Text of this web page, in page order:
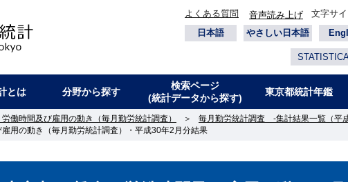
よくある質問 音声読み上げ 文字サ
日本語
やさしい日本語
とは 分野から探す
検索ページ
(統計データから探す)
東京都統計年鑑
働時間及び雇用の動き（毎月勤労統計調査） ＞ 毎月勤労統計調査 -集計結果一覧（平
用の動き（毎月勤労統計調査）・平成30年2月分結果